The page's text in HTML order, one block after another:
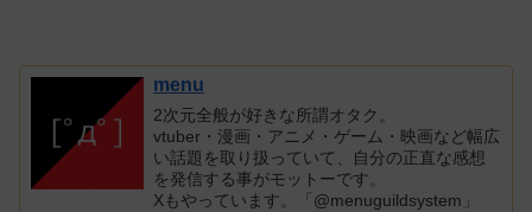
menu
2次元全般が好きな所謂オタク。
vtuber・漫画・アニメ・ゲーム・映画など幅広
い話題を取り扱っていて、自分の正直な感想
を発信する事がモットーです。
Xもやっています。「@menuguildsystem」